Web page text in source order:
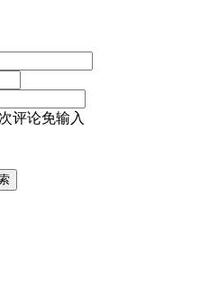
评论免输入